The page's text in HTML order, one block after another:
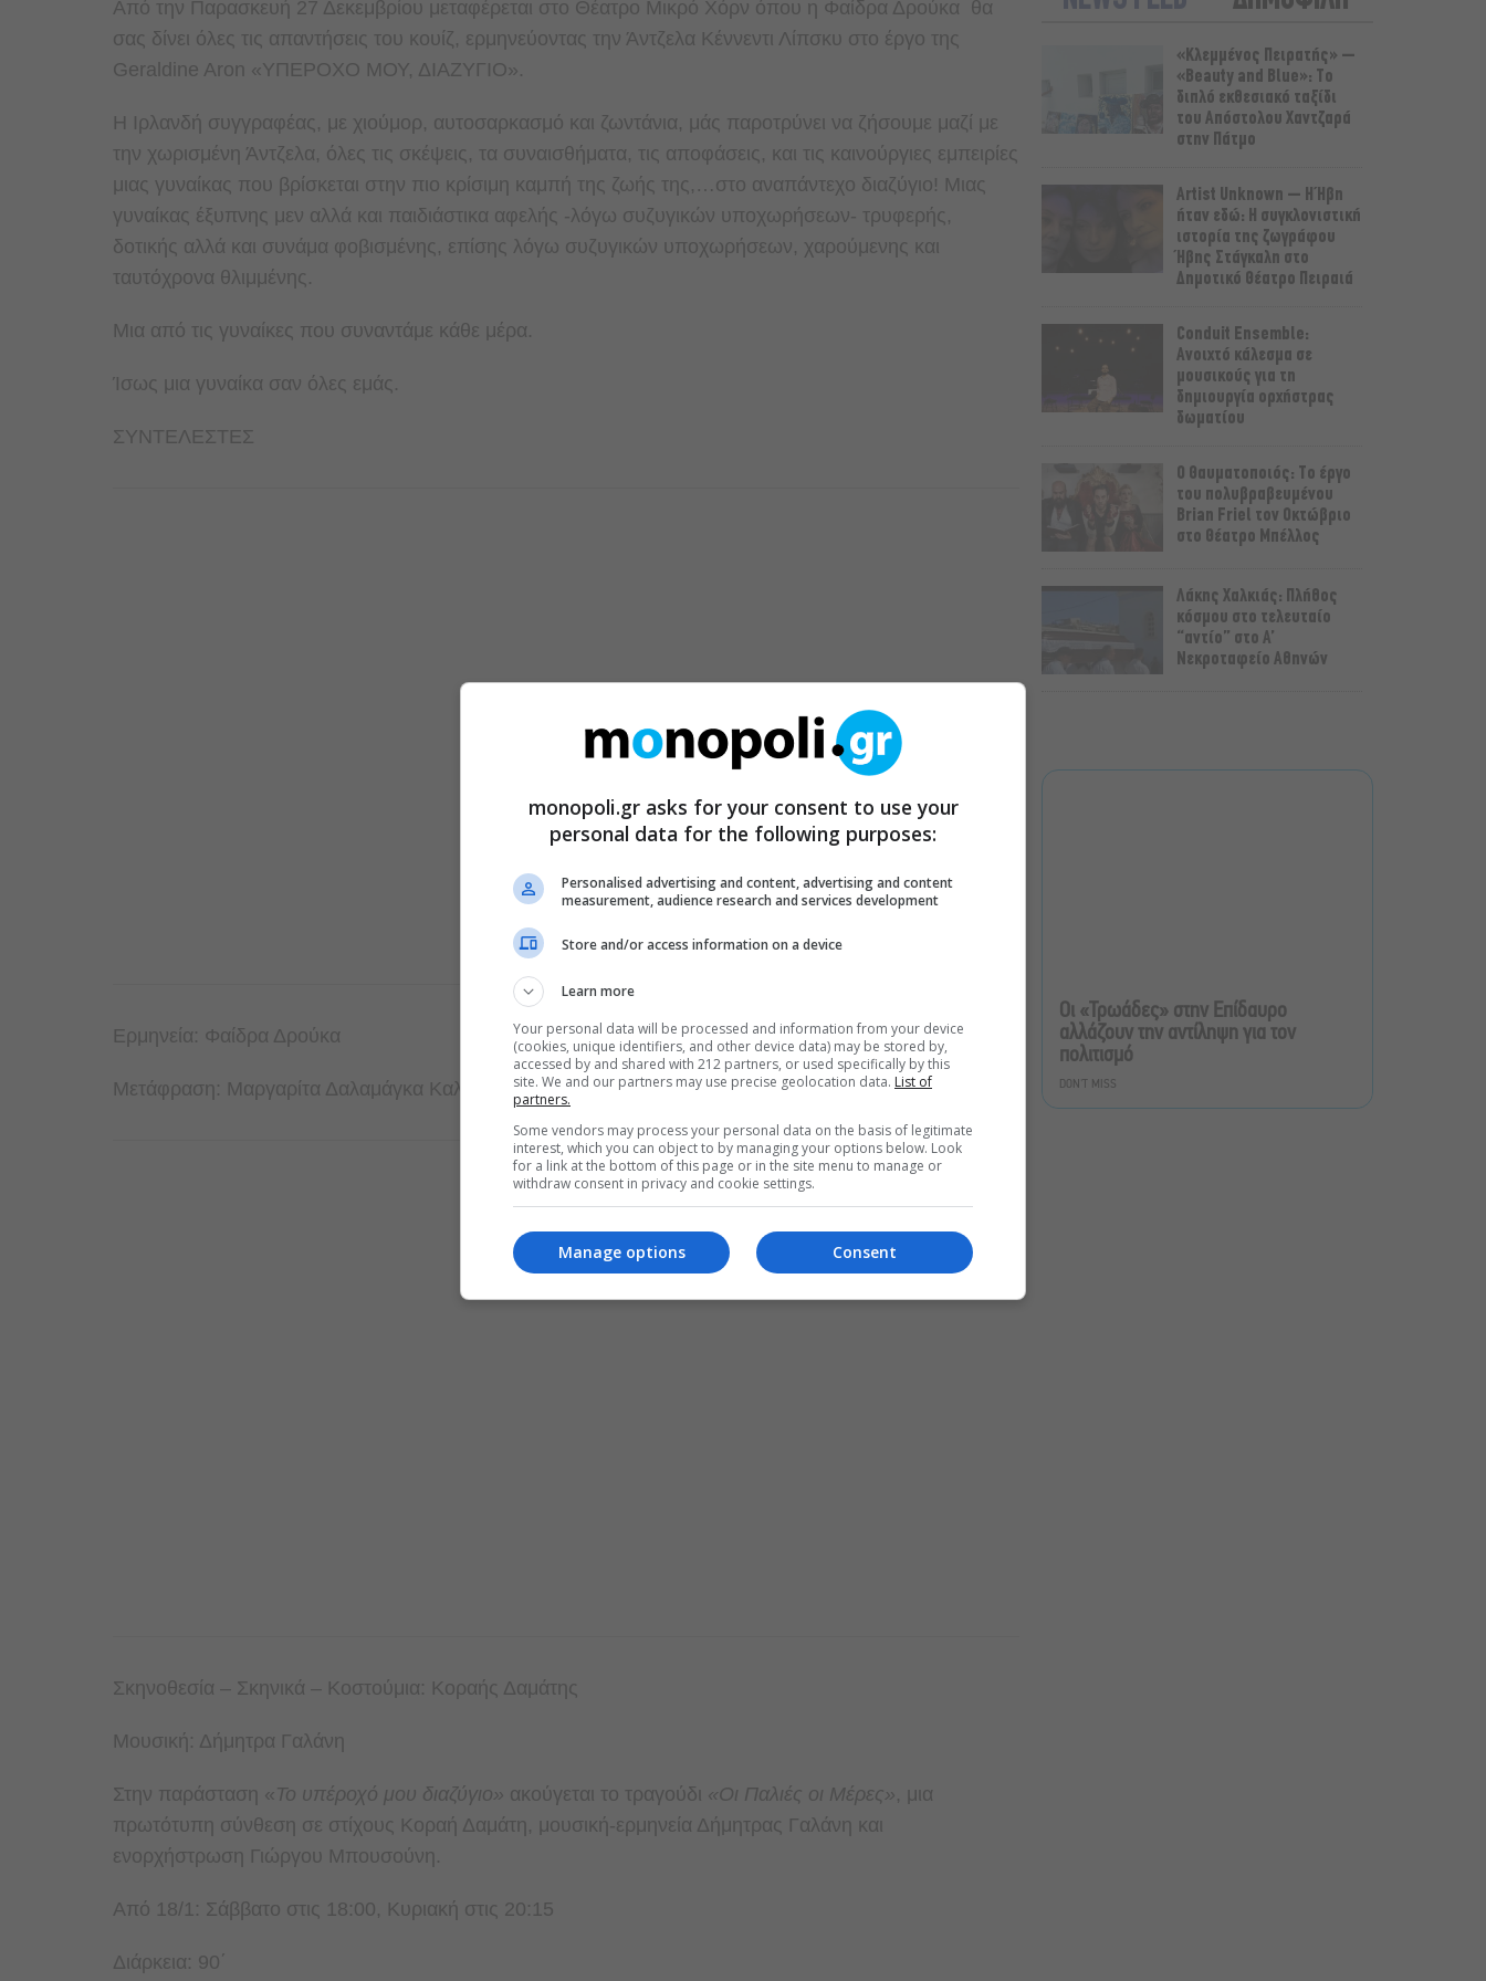
Από την Παρασκευή 27 Δεκεμβρίου μεταφέρεται στο Θέατρο Μικρό Χόρν όπου η Φαίδρα Δρούκα θα
σας δίνει όλες τις απαντήσεις του κουίζ, ερμηνεύοντας την Άντζελα Κέννεντι Λίπσκυ στο έργο της
Geraldine Aron «ΥΠΕΡΟΧΟ ΜΟΥ, ΔΙΑΖΥΓΙΟ».
Η Ιρλανδή συγγραφέας, με χιούμορ, αυτοσαρκασμό και ζωντάνια, μάς παροτρύνει να ζήσουμε μαζί με
την χωρισμένη Άντζελα, όλες τις σκέψεις, τα συναισθήματα, τις αποφάσεις, και τις καινούργιες εμπειρίες
μιας γυναίκας που βρίσκεται στην πιο κρίσιμη καμπή της ζωής της,…στο αναπάντεχο διαζύγιο! Μιας
γυναίκας έξυπνης μεν αλλά και παιδιάστικα αφελής -λόγω συζυγικών υποχωρήσεων- τρυφερής,
δοτικής αλλά και συνάμα φοβισμένης, επίσης λόγω συζυγικών υποχωρήσεων, χαρούμενης και
ταυτόχρονα θλιμμένης.
Μια από τις γυναίκες που συναντάμε κάθε μέρα.
Ίσως μια γυναίκα σαν όλες εμάς.
ΣΥΝΤΕΛΕΣΤΕΣ
Ερμηνεία: Φαίδρα Δρούκα
Μετάφραση: Μαργαρίτα Δαλαμάγκα Καλογήρου
Σκηνοθεσία – Σκηνικά – Κοστούμια: Κοραής Δαμάτης
Μουσική: Δήμητρα Γαλάνη
Στην παράσταση «Το υπέροχό μου διαζύγιο» ακούγεται το τραγούδι «Οι Παλιές οι Μέρες », μια
πρωτότυπη σύνθεση σε στίχους Κοραή Δαμάτη, μουσική-ερμηνεία Δήμητρας Γαλάνη και
ενορχήστρωση Γιώργου Μπουσούνη.
Από 18/1: Σάββατο στις 18:00, Κυριακή στις 20:15
Διάρκεια: 90΄
«Κλεμμένος Πειρατής» –
«Beauty and Blue»: Το
διπλό εκθεσιακό ταξίδι
του Απόστολου Χαντζαρά
στην Πάτμο
Artist Unknown – Η Ήβη
ήταν εδώ: Η συγκλονιστική
ιστορία της ζωγράφου
Ήβης Στάγκαλη στο
Δημοτικό Θέατρο Πειραιά
Conduit Ensemble:
Ανοιχτό κάλεσμα σε
μουσικούς για τη
δημιουργία ορχήστρας
δωματίου
Ο Θαυματοποιός: Το έργο
του πολυβραβευμένου
Brian Friel τον Οκτώβριο
στο Θέατρο Μπέλλος
Λάκης Χαλκιάς: Πλήθος
κόσμου στο τελευταίο
“αντίο” στο Α’
Νεκροταφείο Αθηνών
τραπεζοκαθισμάτων σε 13
επιχειρησιακές δράσεις
Παγκόσμια πρεμιέρα για τη
Οι «Τρωάδες» στην Επίδαυρο
αλλάζουν την αντίληψη για τον
πολιτισμό
DON'T MISS
monopoli.gr asks for your consent to use your
personal data for the following purposes:
Personalised advertising and content, advertising and content
measurement, audience research and services development
Store and/or access information on a device
Learn more
Your personal data will be processed and information from your device
(cookies, unique identifiers, and other device data) may be stored by,
accessed by and shared with 212 partners, or used specifically by this
site. We and our partners may use precise geolocation data. List of
partners.
Some vendors may process your personal data on the basis of legitimate
interest, which you can object to by managing your options below. Look
for a link at the bottom of this page or in the site menu to manage or
withdraw consent in privacy and cookie settings.
Consent
Manage options